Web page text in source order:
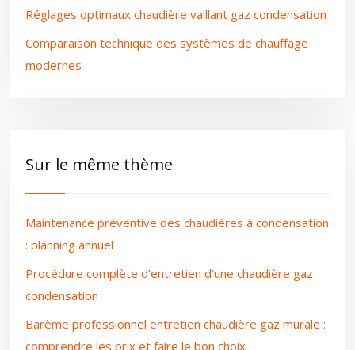
Réglages optimaux chaudière vaillant gaz condensation
Comparaison technique des systèmes de chauffage
modernes
Sur le même thème
Maintenance préventive des chaudières à condensation
: planning annuel
Procédure complète d’entretien d’une chaudière gaz
condensation
Barème professionnel entretien chaudière gaz murale :
comprendre les prix et faire le bon choix